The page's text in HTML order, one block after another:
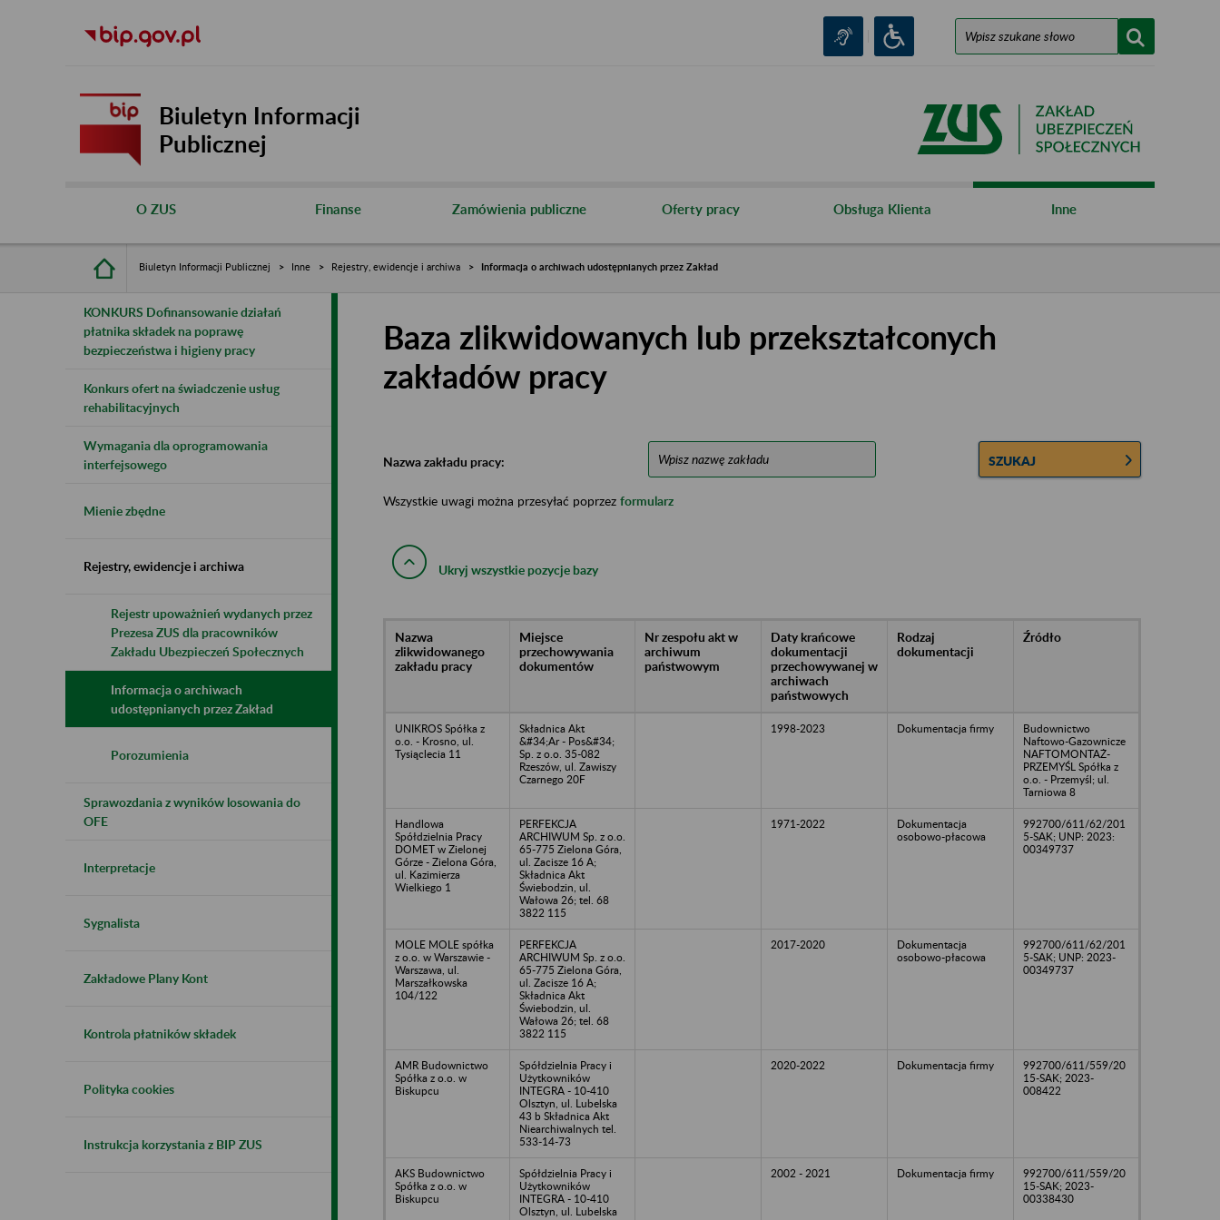
Biuletyn Informacji
Publicznej
O ZUS Finanse Zamówienia publiczne Oferty pracy Obsługa Klienta Inne
Biuletyn Informacji Publicznej Inne Rejestry, ewidencje i archiwa Informacja o archiwach udostępnianych przez Zakład
KONKURS Dofinansowanie działań
płatnika składek na poprawę
bezpieczeństwa i higieny pracy
Konkurs ofert na świadczenie usług
rehabilitacyjnych
Wymagania dla oprogramowania
interfejsowego
Mienie zbędne
Rejestry, ewidencje i archiwa
Rejestr upoważnień wydanych przez
Prezesa ZUS dla pracowników
Zakładu Ubezpieczeń Społecznych
Informacja o archiwach
udostępnianych przez Zakład
Porozumienia
Sprawozdania z wyników losowania do
OFE
Interpretacje
Sygnalista
Zakładowe Plany Kont
Kontrola płatników składek
Polityka cookies
Instrukcja korzystania z BIP ZUS
Baza zlikwidowanych lub przekształconych
zakładów pracy
Nazwa zakładu pracy: SZUKAJ
Wszystkie uwagi można przesyłać poprzez formularz
Ukryj wszystkie pozycje bazy
Nazwa
zlikwidowanego
zakładu pracy
Miejsce
przechowywania
dokumentów
Nr zespołu akt w
archiwum
państwowym
Daty krańcowe
dokumentacji
przechowywanej w
archiwach
państwowych
Rodzaj
dokumentacji
Źródło
UNIKROS Spółka z
o.o. - Krosno, ul.
Tysiąclecia 11
Składnica Akt
&#34;Ar - Pos&#34;
Sp. z o.o. 35-082
Rzeszów, ul. Zawiszy
Czarnego 20F
1998-2023 Dokumentacja firmy
Budownictwo
Naftowo-Gazownicze
NAFTOMONTAŻ-
PRZEMYŚL Spółka z
o.o. - Przemyśl; ul.
Tarniowa 8
Handlowa
Spółdzielnia Pracy
DOMET w Zielonej
Górze - Zielona Góra,
ul. Kazimierza
Wielkiego 1
PERFEKCJA
ARCHIWUM Sp. z o.o.
65-775 Zielona Góra,
ul. Zacisze 16 A;
Składnica Akt
Świebodzin, ul.
Wałowa 26; tel. 68
3822 115
1971-2022
Dokumentacja
osobowo-płacowa
992700/611/62/201
5-SAK; UNP: 2023:
00349737
MOLE MOLE spółka
z o.o. w Warszawie -
Warszawa, ul.
Marszałkowska
104/122
PERFEKCJA
ARCHIWUM Sp. z o.o.
65-775 Zielona Góra,
ul. Zacisze 16 A;
Składnica Akt
Świebodzin, ul.
Wałowa 26; tel. 68
3822 115
2017-2020
Dokumentacja
osobowo-płacowa
992700/611/62/201
5-SAK; UNP: 2023-
00349737
AMR Budownictwo
Spółka z o.o. w
Biskupcu
Spółdzielnia Pracy i
Użytkowników
INTEGRA - 10-410
Olsztyn, ul. Lubelska
43 b Składnica Akt
Niearchiwalnych tel.
533-14-73
2020-2022 Dokumentacja firmy
992700/611/559/20
15-SAK; 2023-
008422
AKS Budownictwo
Spółka z o.o. w
Biskupcu
Spółdzielnia Pracy i
Użytkowników
INTEGRA - 10-410
Olsztyn, ul. Lubelska
2002 - 2021 Dokumentacja firmy
992700/611/559/20
15-SAK; 2023-
00338430